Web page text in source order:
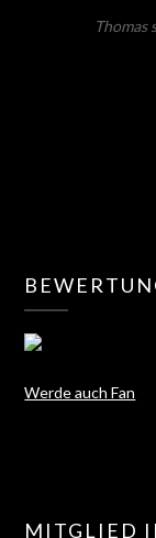
Werde auch Fan
MITGLIED